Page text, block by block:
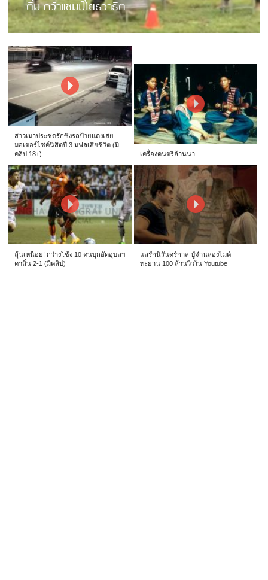
ติม คว้าแชมป์โยธวาธิต
สาวเมาประชดรักซิ่งรถป้ายแดงเสย
มอเตอร์ไซค์นิสิตปี 3 มฟลเสียชีวิต (มี
คลิป 18+)
เครื่องดนตรีล้านนา
ลุ้นเหนื่อย! กว่างโซ้ง 10 คนบุกอัดอุบลฯ
คาถิ่น 2-1 (มีคลิป)
แลรักนิรันดร์กาล ปู่จ๋านลองไมค์
ทะยาน 100 ล้านวิวใน Youtube